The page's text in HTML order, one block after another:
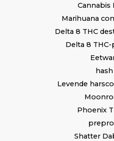
Cannabis
Marihuana
Delta 8 THC
Delta 8
hash
Levende
Phoenix
Shatter